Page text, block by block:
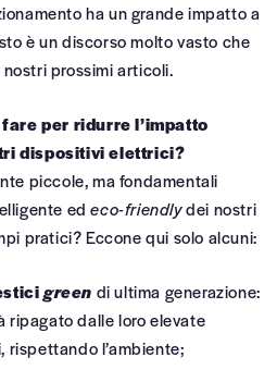
ha un grande impatto a
è un discorso molto vasto che
prossimi articoli.
per ridurre l’impatto
dispositivi elettrici?
piccole, ma fondamentali
edeco-friendlydei nostri
pratici? Eccone qui solo alcuni:
green di ultima generazione:
ripagato dalle loro elevate
rispettando l’ambiente;